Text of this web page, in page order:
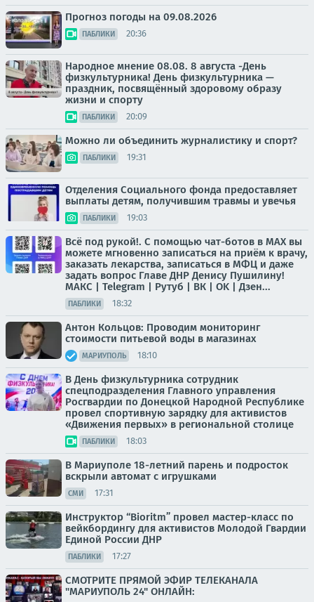
Прогноз погоды на 09.08.2026
ПАБЛИКИ 20:36
Народное мнение 08.08. 8 августа -День
физкультурника! День физкультурника —
праздник, посвящённый здоровому образу
жизни и спорту
ПАБЛИКИ 20:09
Можно ли объединить журналистику и спорт?
ПАБЛИКИ 19:31
Отделения Социального фонда предоставляет
выплаты детям, получившим травмы и увечья
ПАБЛИКИ 19:03
Всё под рукой!. С помощью чат-ботов в МАХ вы
можете мгновенно записаться на приём к врачу,
заказать лекарства, записаться в МФЦ и даже
задать вопрос Главе ДНР Денису Пушилину!
МАКС | Telegram | Рутуб | ВК | OK | Дзен...
ПАБЛИКИ 18:32
Антон Кольцов: Проводим мониторинг
стоимости питьевой воды в магазинах
МАРИУПОЛЬ 18:10
В День физкультурника сотрудник
спецподразделения Главного управления
Росгвардии по Донецкой Народной Республике
провел спортивную зарядку для активистов
«Движения первых» в региональной столице
ПАБЛИКИ 18:03
В Мариуполе 18-летний парень и подросток
вскрыли автомат с игрушками
СМИ 17:31
Инструктор “Bioritm” провел мастер-класс по
вейкбордингу для активистов Молодой Гвардии
Единой России ДНР
ПАБЛИКИ 17:27
СМОТРИТЕ ПРЯМОЙ ЭФИР ТЕЛЕКАНАЛА
"МАРИУПОЛЬ 24" ОНЛАЙН: